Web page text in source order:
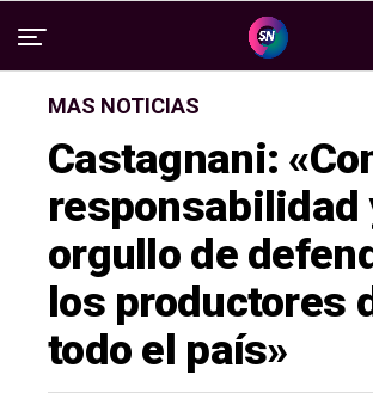
MAS NOTICIAS
Castagnani:
responsabilidad
orgullo de
los productores
todo el país»